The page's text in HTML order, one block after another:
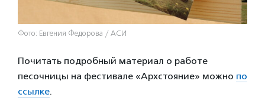
Фото: Евгения Федорова / АСИ
Почитать подробный материал о работе
песочницы на фестивале «Архстояние» можно по
ссылке.